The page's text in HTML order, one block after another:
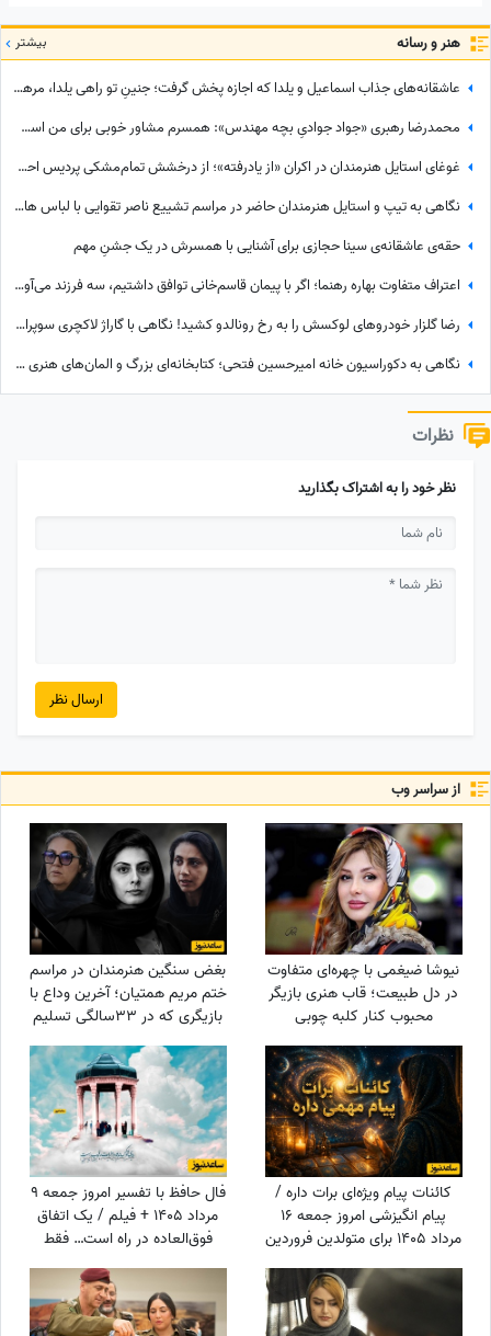
هنر و رسانه بیشتر
عاشقانه‌های جذاب اسماعیل و یلدا که اجازه پخش گرفت؛ جنینِ تو راهی یلدا، مرهم زخم‌های سینا مهراد شد!
محمدرضا رهبری «جواد جوادیِ بچه مهندس»: همسرم مشاور خوبی برای من است، خط قرمز من خانوادمه/عروسی خواهرم دائم استرس داشتم که مبادا فیلم یا عکسی از من گرفته شود و بعدا برای من دردسر ایجاد کند!
غوغای استایل هنرمندان در اکران «از یادرفته»؛ از درخشش تمام‌مشکی پردیس احمدیه و آزیتا حاجیان تا تیپ اسپورت سینا مهراد و مجید مظفری
نگاهی به تیپ و استایل هنرمندان حاضر در مراسم تشییع ناصر تقوایی با لباس های رنگی و سفید به سفارش همسر آن مرحوم/ محسن شریفیان، شهاب حسینی، مارال بنی آدم، ستاره اسکندری و...
حقه‌ی عاشقانه‌ی سینا حجازی برای آشنایی با همسرش در یک جشنِ مهم
اعتراف متفاوت بهاره رهنما؛ اگر با پیمان قاسم‌خانی توافق داشتیم، سه فرزند می‌آوردم/ تصمیم تازه برای ازدواج
رضا گلزار خودروهای لوکسش را به رخ رونالدو کشید! نگاهی با گاراژ لاکچری سوپراستار سینمای ایران+عکس
نگاهی به دکوراسیون خانه امیرحسین فتحی؛ کتابخانه‌ای بزرگ و المان‌های هنری که همه را غافلگیر کرد/ بیخود نیست بهش میگن آقازاده سینمای ایران
نظرات
نظر خود را به اشتراک بگذارید
ارسال نظر
از سراسر وب
نیوشا ضیغمی با چهره‌ای متفاوت
در دل طبیعت؛ قاب هنری بازیگر
محبوب کنار کلبه چوبی
بغض سنگین هنرمندان در مراسم
ختم مریم همتیان؛ آخرین وداع با
بازیگری که در 33سالگی تسلیم
ستاره اسکندری تا مسعود
فراستی و هانیه غلامی در سوگ
بازیگر فقید
کائنات پیام ویژه‌ای برات داره /
پیام انگیزشی امروز جمعه 16
مرداد 1405 برای متولدین فروردین
توست + ویدئو
فال حافظ با تفسیر امروز جمعه 9
مرداد 1405 + فیلم / یک اتفاق
فوق‌العاده در راه است… فقط
بهترین هدیه‌اش را برای تو نگه
داشته است!